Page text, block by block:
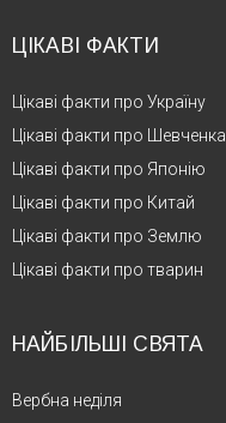
ЦІКАВІ ФАКТИ
Цікаві факти про Україну
Цікаві факти про Шевченка
Цікаві факти про Японію
Цікаві факти про Китай
Цікаві факти про Землю
Цікаві факти про тварин
НАЙБІЛЬШІ СВЯТА
Вербна неділя